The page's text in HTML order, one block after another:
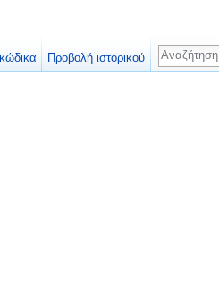
Προβολή ιστορικού